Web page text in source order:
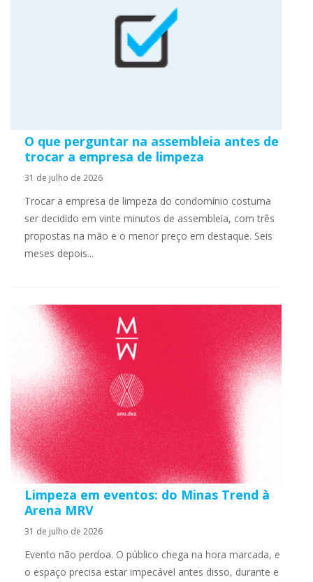
O que perguntar na assembleia antes de
trocar a empresa de limpeza
31 de julho de 2026
Trocar a empresa de limpeza do condomínio costuma
ser decidido em vinte minutos de assembleia, com três
propostas na mão e o menor preço em destaque. Seis
meses depois...
Limpeza em eventos: do Minas Trend à
Arena MRV
31 de julho de 2026
Evento não perdoa. O público chega na hora marcada, e
o espaço precisa estar impecável antes disso, durante e